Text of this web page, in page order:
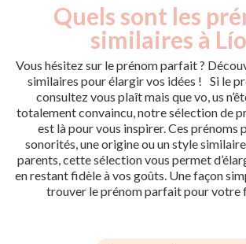
Quels sont les
similaires à
Vous hésitez sur le prénom parfait ?
similaires pour élargir vos idées ! Si le
consultez vous plaît mais que vo, us
totalement convaincu, notre sélection de
est là pour vous inspirer. Ces prénoms
sonorités, une origine ou un style
parents, cette sélection vous permet
en restant fidèle à vos goûts. Une façon
trouver le prénom parfait pour votre